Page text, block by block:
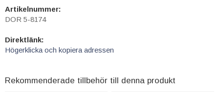
Artikelnummer:
DOR 5-8174
Direktlänk:
Högerklicka och kopiera adressen
Rekommenderade tillbehör till denna produkt